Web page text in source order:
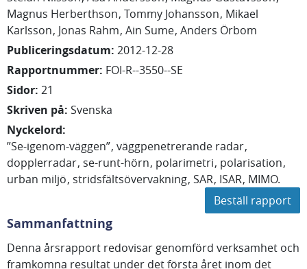
Magnus Herberthson Tommy Johansson Mikael
Karlsson Jonas Rahm Ain Sume Anders Örbom
Publiceringsdatum: 2012-12-28
Rapportnummer: FOI-R--3550--SE
Sidor: 21
Skriven på: Svenska
Nyckelord:
”Se-igenom-väggen” väggpenetrerande radar
dopplerradar se-runt-hörn polarimetri polarisation
urban miljö stridsfältsövervakning SAR ISAR MIMO.
Beställ rapport
Sammanfattning
Denna årsrapport redovisar genomförd verksamhet och
framkomna resultat under det första året inom det